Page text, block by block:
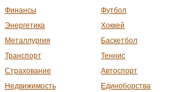
Финансы
Энергетика
Металлургия
Транспорт
Страхование
Недвижимость
Футбол
Хоккей
Баскетбол
Теннис
Автоспорт
Единоборства